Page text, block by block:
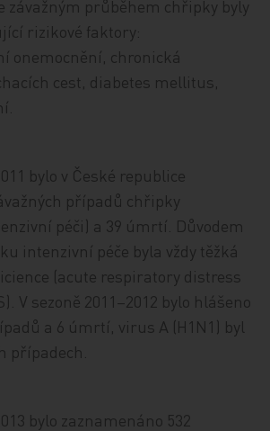
závažným průběhem chřipky byly
rizikové faktory:
onemocnění, chronická
cest, diabetes mellitus,
bylo v České republice
případů chřipky
péči) a 39 úmrtí. Důvodem
intenzivní péče byla vždy těžká
(acute respiratory distress
V sezoně 2011–2012 bylo hlášeno
a 6 úmrtí, virus A (H1N1) byl
případech.
bylo zaznamenáno 532